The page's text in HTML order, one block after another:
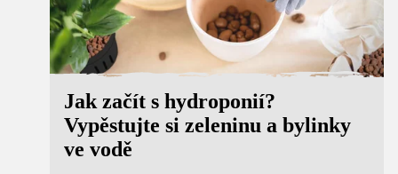
Jak začít s hydroponií?
Vypěstujte si zeleninu a bylinky
ve vodě